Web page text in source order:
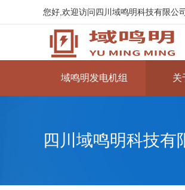
您好,欢迎访问四川域鸣明科技有限公
域鸣明发电机组 关
四川域鸣明科技有